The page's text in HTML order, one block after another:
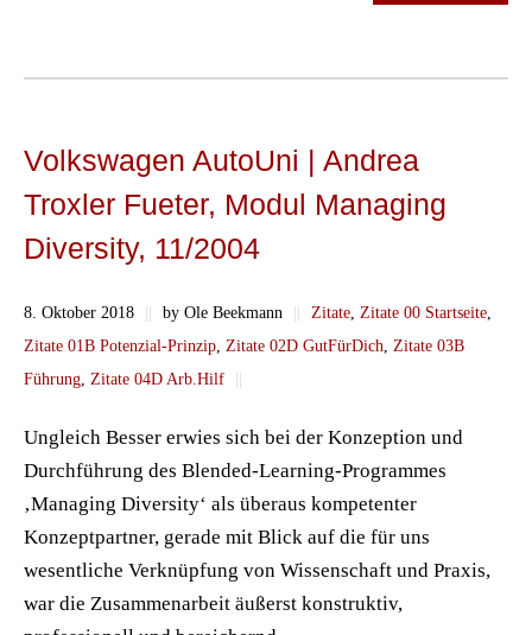
Volkswagen AutoUni | Andrea
Troxler Fueter, Modul Managing
Diversity, 11/2004
8. Oktober 2018 || by Ole Beekmann || Zitate Zitate 00 Startseite
Zitate 01B Potenzial-Prinzip Zitate 02D GutFürDich
Zitate 03B
Führung Zitate 04D Arb.Hilf ||
Ungleich Besser erwies sich bei der Konzeption und
Durchführung des Blended-Learning-Programmes
‚Managing Diversity‘ als überaus kompetenter
Konzeptpartner, gerade mit Blick auf die für uns
wesentliche Verknüpfung von Wissenschaft und Praxis,
war die Zusammenarbeit äußerst konstruktiv,